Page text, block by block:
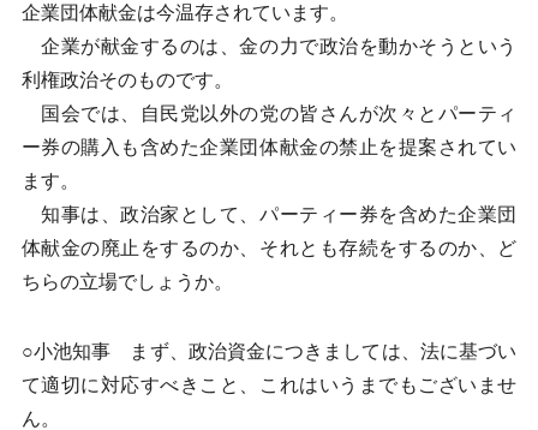
企業団体献金は今温存されています。
企業が献金するのは、金の力で政治を動かそうという
利権政治そのものです。
国会では、自民党以外の党の皆さんが次々とパーティ
ー券の購入も含めた企業団体献金の禁止を提案されてい
ます。
知事は、政治家として、パーティー券を含めた企業団
体献金の廃止をするのか、それとも存続をするのか、ど
ちらの立場でしょうか。
○小池知事 まず、政治資金につきましては、法に基づい
て適切に対応すべきこと、これはいうまでもございませ
ん。